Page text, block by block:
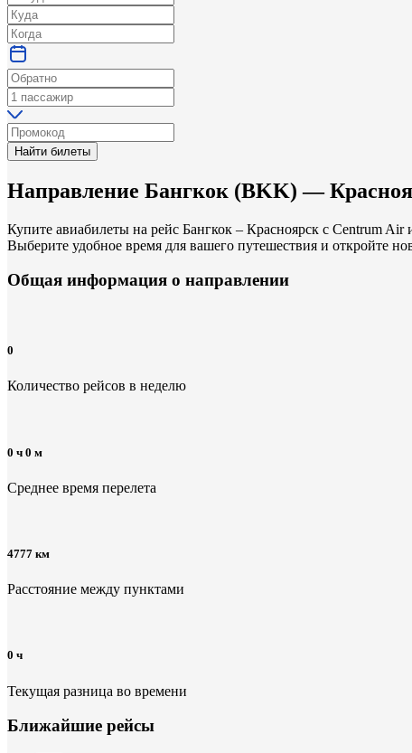
Найти билеты
Направление Бангкок (BKK) —
Купите авиабилеты на рейс Бангкок – Красноярск с Centrum
Выберите удобное время для вашего путешествия и откройте
Общая информация о направлении
0
Количество рейсов в неделю
0 ч 0 м
Среднее время перелета
4777 км
Расстояние между пунктами
0 ч
Текущая разница во времени
Ближайшие рейсы